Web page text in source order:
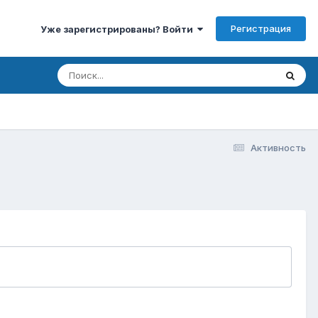
Уже зарегистрированы? Войти Регистрация
Активность